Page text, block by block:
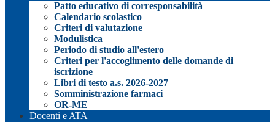
Patto educativo di corresponsabilità
Calendario scolastico
Criteri di valutazione
Modulistica
Periodo di studio all'estero
Criteri per l'accoglimento delle domande di
iscrizione
Libri di testo a.s. 2026-2027
Somministrazione farmaci
OR-ME
Docenti e ATA